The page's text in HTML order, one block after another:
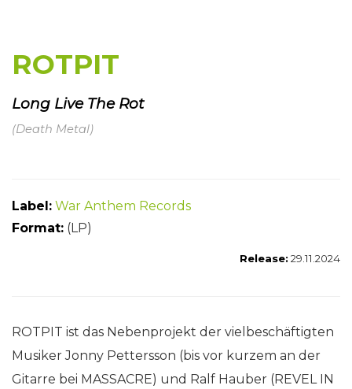
ROTPIT
Long Live The Rot
(Death Metal)
Label: War Anthem Records
Format: (LP)
Release: 29.11.2024
ROTPIT ist das Nebenprojekt der vielbeschäftigten
Musiker Jonny Pettersson (bis vor kurzem an der
Gitarre bei MASSACRE) und Ralf Hauber (REVEL IN